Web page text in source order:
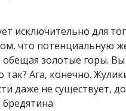
исключительно для
что потенциальную
золотые горы.
Ага, конечно.
даже не существует,